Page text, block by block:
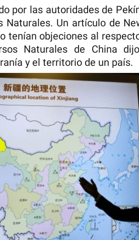
por las autoridades de
Naturales. Un artículo de
tenían objeciones al
Naturales de China
y el territorio de un país.